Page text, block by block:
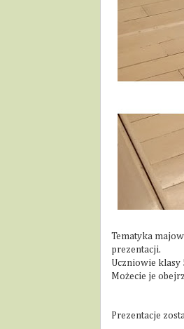
Tematyka
prezentacji.
Uczniowie
Możecie je
Prezentacje